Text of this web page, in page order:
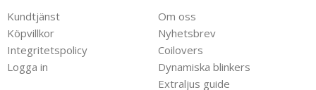
Kundtjänst
Köpvillkor
Integritetspolicy
Logga in
Om oss
Nyhetsbrev
Coilovers
Dynamiska blinkers
Extraljus guide